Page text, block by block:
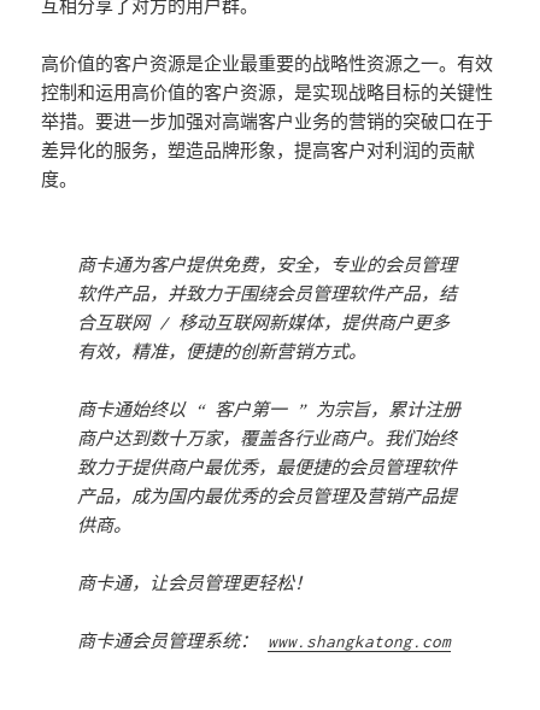
互相分享了对方的用户群。
高价值的客户资源是企业最重要的战略性资源之一。有效
控制和运用高价值的客户资源，是实现战略目标的关键性
举措。要进一步加强对高端客户业务的营销的突破口在于
差异化的服务，塑造品牌形象，提高客户对利润的贡献
度。
商卡通为客户提供免费，安全，专业的会员管理
软件产品，并致力于围绕会员管理软件产品，结
合互联网 / 移动互联网新媒体，提供商户更多
有效，精准，便捷的创新营销方式。
商卡通始终以 “ 客户第一 ” 为宗旨，累计注册
商户达到数十万家，覆盖各行业商户。我们始终
致力于提供商户最优秀，最便捷的会员管理软件
产品，成为国内最优秀的会员管理及营销产品提
供商。
商卡通，让会员管理更轻松！
商卡通会员管理系统： www.shangkatong.com